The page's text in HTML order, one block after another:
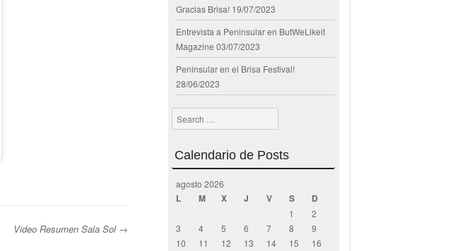
Video Resumen Sala Sol →
Gracias Brisa! 19/07/2023
Entrevista a Peninsular en ButWeLikeit
Magazine 03/07/2023
Peninsular en el Brisa Festival!
28/06/2023
Search
Calendario de Posts
agosto 2026
L M X J V S D
1
2
3
4 5 6 7 8
9
10
11 12 13 14 15
16